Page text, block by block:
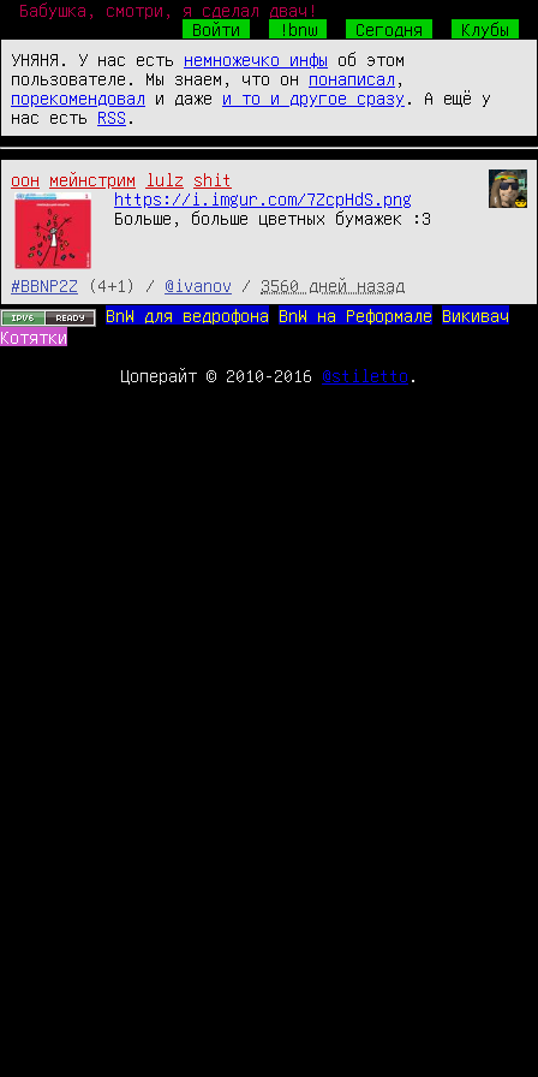
Бабушка, смотри, я сделал двач!
Войти
!bnw Сегодня
Клубы
УНЯНЯ. У нас есть немножечко инфы об этом
пользователе. Мы знаем, что он понаписал
порекомендовал и даже и то и другое сразу . А ещё у
нас есть RSS
оон мейнстрим lulz
shit
https://i.imgur.com/7ZcpHdS.png
Больше, больше цветных бумажек :3
#BBNP2Z (4+1) / @ivanov / 3560 дней назад
BnW для ведрофона
BnW на Реформале
Викивач
Котятки
Цоперайт © 2010-2016 @stiletto